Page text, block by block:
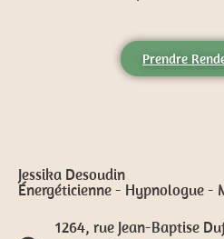
Prendre
Jessika Desoudin
Énergéticienne - Hypnologue -
1264, rue Jean-Baptise